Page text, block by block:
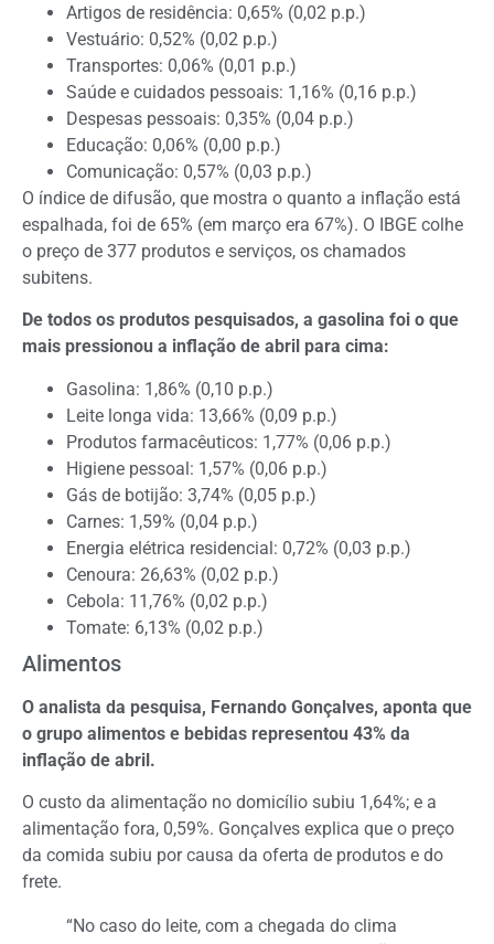
Artigos de residência: 0,65% (0,02 p.p.)
Vestuário: 0,52% (0,02 p.p.)
Transportes: 0,06% (0,01 p.p.)
Saúde e cuidados pessoais: 1,16% (0,16 p.p.)
Despesas pessoais: 0,35% (0,04 p.p.)
Educação: 0,06% (0,00 p.p.)
Comunicação: 0,57% (0,03 p.p.)
O índice de difusão, que mostra o quanto a inflação está
espalhada, foi de 65% (em março era 67%). O IBGE colhe
o preço de 377 produtos e serviços, os chamados
subitens.
De todos os produtos pesquisados, a gasolina foi o que
mais pressionou a inflação de abril para cima:
Gasolina: 1,86% (0,10 p.p.)
Leite longa vida: 13,66% (0,09 p.p.)
Produtos farmacêuticos: 1,77% (0,06 p.p.)
Higiene pessoal: 1,57% (0,06 p.p.)
Gás de botijão: 3,74% (0,05 p.p.)
Carnes: 1,59% (0,04 p.p.)
Energia elétrica residencial: 0,72% (0,03 p.p.)
Cenoura: 26,63% (0,02 p.p.)
Cebola: 11,76% (0,02 p.p.)
Tomate: 6,13% (0,02 p.p.)
Alimentos
O analista da pesquisa, Fernando Gonçalves, aponta que
o grupo alimentos e bebidas representou 43% da
inflação de abril.
O custo da alimentação no domicílio subiu 1,64%; e a
alimentação fora, 0,59%. Gonçalves explica que o preço
da comida subiu por causa da oferta de produtos e do
frete.
“No caso do leite, com a chegada do clima